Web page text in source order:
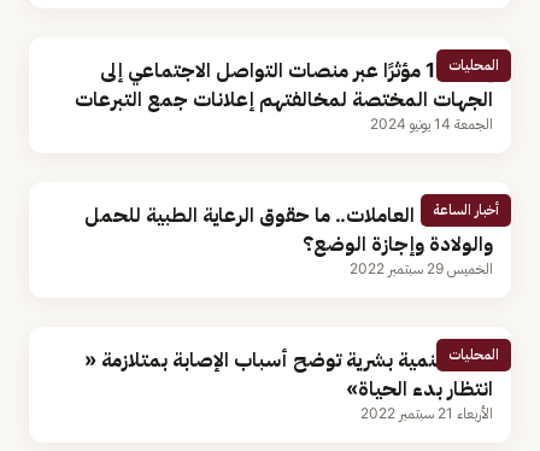
المحليات
إحالة 11 مؤثرًا عبر منصات التواصل الاجتماعي إلى
الجهات المختصة لمخالفتهم إعلانات جمع التبرعات
الجمعة 14 يونيو 2024
أخبار الساعة
للسيدات العاملات.. ما حقوق الرعاية الطبية للحمل
والولادة وإجازة الوضع؟
الخميس 29 سبتمبر 2022
المحليات
مدربة تنمية بشرية توضح أسباب الإصابة بمتلازمة «
انتظار بدء الحياة»
الأربعاء 21 سبتمبر 2022